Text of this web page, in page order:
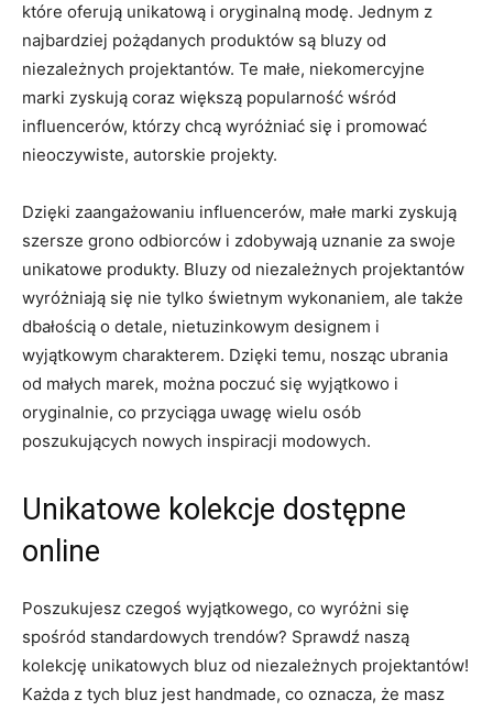
które oferują unikatową i oryginalną ⁣modę. Jednym z
najbardziej⁢ pożądanych produktów są bluzy ​od
niezależnych​ projektantów. Te ​małe, niekomercyjne
marki ‍zyskują coraz większą popularność wśród
influencerów, którzy chcą wyróżniać się i promować
‍nieoczywiste, autorskie ​projekty.
Dzięki zaangażowaniu influencerów, małe marki zyskują
szersze grono ⁢odbiorców i zdobywają uznanie za swoje
unikatowe produkty. Bluzy od niezależnych projektantów
‌wyróżniają ⁣się‍ nie⁢ tylko świetnym wykonaniem, ale ‌także
dbałością o detale,⁤ nietuzinkowym designem i
wyjątkowym charakterem.⁣ Dzięki temu, nosząc ubrania
od małych marek, można poczuć się⁢ wyjątkowo i​
oryginalnie, co przyciąga uwagę ‍wielu osób
poszukujących nowych inspiracji modowych.
Unikatowe kolekcje dostępne
online
Poszukujesz czegoś wyjątkowego, co‍ wyróżni się
spośród standardowych trendów? Sprawdź naszą
⁣kolekcję unikatowych bluz od niezależnych projektantów!
Każda z tych​ bluz jest‌ handmade, co⁤ oznacza,⁢ że masz